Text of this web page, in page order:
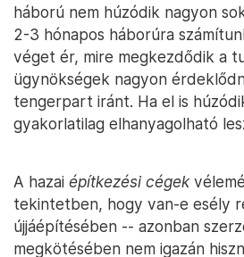
háború nem húzódik nagyon
2-3 hónapos háborúra
véget ér, mire megkezdődik a
ügynökségek nagyon
tengerpart iránt. Ha el is
gyakorlatilag elhanyagolható
A hazai építkezési cégek
tekintetben, hogy van-e esély
újjáépítésében -- azonban
megkötésében nem igazán